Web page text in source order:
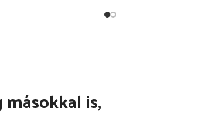
is,